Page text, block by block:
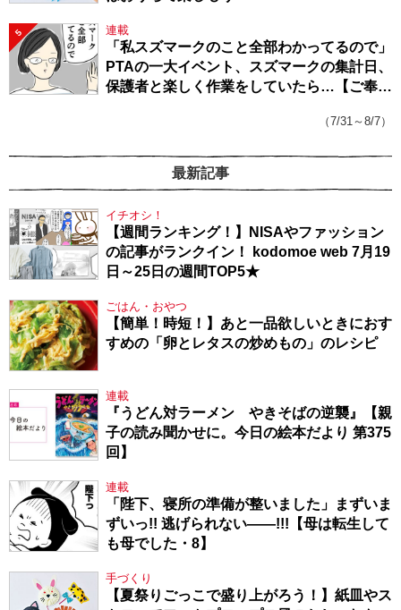
5 連載
「私スズマークのこと全部わかってるので」
PTAの一大イベント、スズマークの集計日、
保護者と楽しく作業をしていたら…【ご奉仕
（7/31～8/7）
最新記事
イチオシ！
【週間ランキング！】NISAやファッション
の記事がランクイン！ kodomoe web 7月19
日～25日の週間TOP5★
ごはん・おやつ
【簡単！時短！】あと一品欲しいときにおす
すめの「卵とレタスの炒めもの」のレシピ
連載
『うどん対ラーメン やきそばの逆襲』【親
子の読み聞かせに。今日の絵本だより 第375
回】
連載
「陛下、寝所の準備が整いました」まずいま
ずいっ!! 逃げられない――!!!【母は転生して
も母でした・8】
手づくり
【夏祭りごっこで盛り上がろう！】紙皿やス